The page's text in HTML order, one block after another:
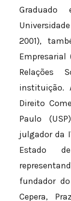
2001),
Relações
instituição.
Direito
Paulo
julgador da
Estado
fundador
Cepera,